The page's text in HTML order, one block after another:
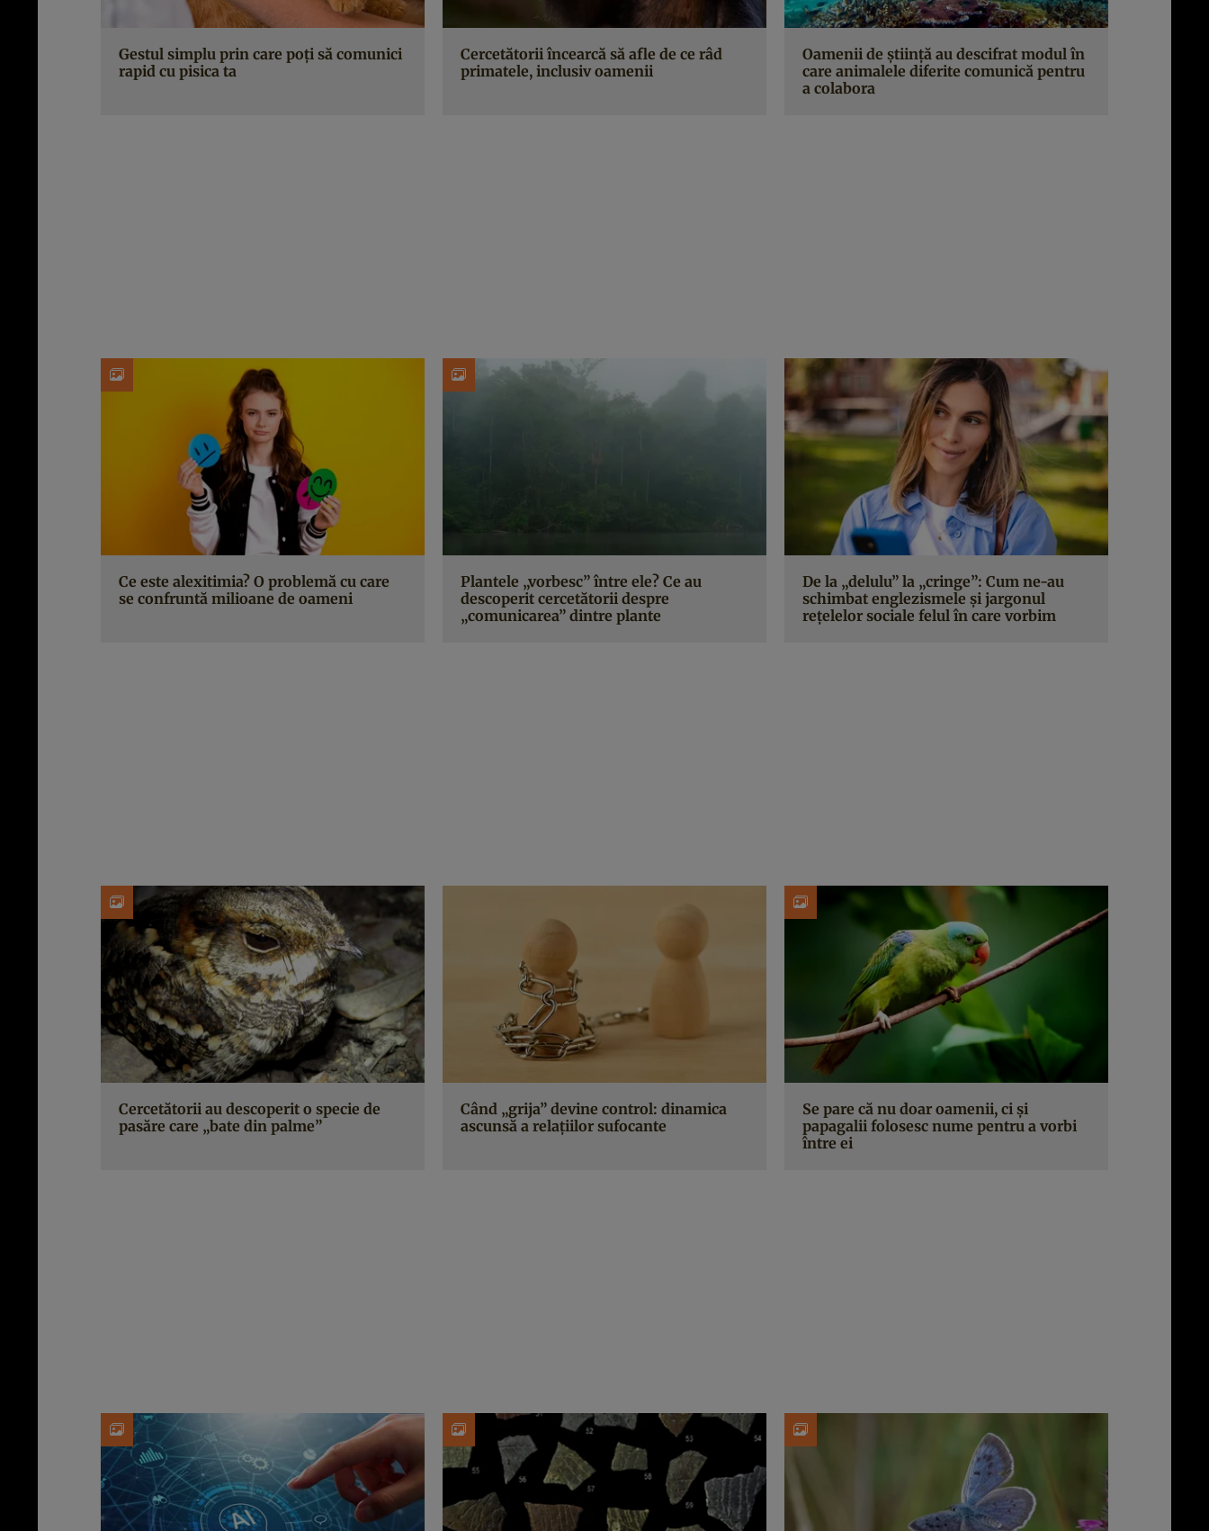
Gestul simplu prin care poți să comunici
rapid cu pisica ta
Cercetătorii încearcă să afle de ce râd
primatele, inclusiv oamenii
Oamenii de știință au descifrat modul în
care animalele diferite comunică pentru
a colabora
Ce este alexitimia? O problemă cu care
se confruntă milioane de oameni
Plantele „vorbesc” între ele? Ce au
descoperit cercetătorii despre
„comunicarea” dintre plante
De la „delulu” la „cringe”: Cum ne-au
schimbat englezismele și jargonul
rețelelor sociale felul în care vorbim
Cercetătorii au descoperit o specie de
pasăre care „bate din palme”
Când „grija” devine control: dinamica
ascunsă a relațiilor sufocante
Se pare că nu doar oamenii, ci și
papagalii folosesc nume pentru a vorbi
între ei